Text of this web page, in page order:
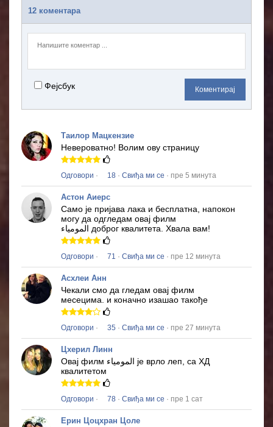
12 коментара
Фејсбук Коментирај
Таилор Мацкензие
Невероватно! Волим ову страницу
Одговори · 18 · Свиђа ми се · пре 5 минута
Астон Аиерс
Само је пријава лака и бесплатна, напокон
могу да одгледам овај филм
المومياء доброг квалитета. Хвала вам!
Одговори · 71 · Свиђа ми се · пре 12 минута
Асхлеи Анн
Чекали смо да гледам овај филм
месецима. и коначно изашао такође
Одговори · 35 · Свиђа ми се · пре 27 минута
Цхерил Линн
Овај филм المومياء је врло леп, са ХД
квалитетом
Одговори · 78 · Свиђа ми се · пре 1 сат
Ерин Цоцхран Цоле